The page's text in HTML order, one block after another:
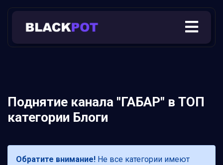
Поднятие канала "ГАБАР" в ТОП
категории Блоги
Обратите внимание! Не все категории имеют